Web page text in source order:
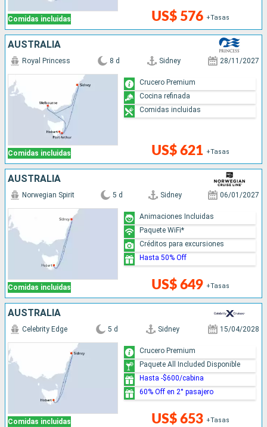
Comidas incluidas US$ 576 +Tasas
AUSTRALIA
Comidas incluidas
Royal Princess 8 d Sidney 28/11/2027
US$ 621 +Tasas
Crucero Premium
Cocina refinada
Comidas incluidas
AUSTRALIA
Comidas incluidas
Norwegian Spirit 5 d Sidney 06/01/2027
US$ 649 +Tasas
Animaciones Incluidas
Paquete WiFi*
Créditos para excursiones
Hasta 50% Off
AUSTRALIA
Comidas incluidas
Celebrity Edge 5 d Sidney 15/04/2028
US$ 653 +Tasas
Crucero Premium
Paquete All Included Disponible
Hasta -$600/cabina
60% Off en 2° pasajero